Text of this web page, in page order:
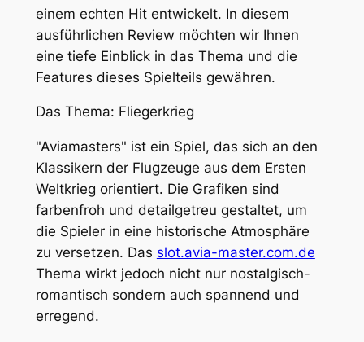
einem echten Hit entwickelt. In diesem
ausführlichen Review möchten wir Ihnen
eine tiefe Einblick in das Thema und die
Features dieses Spielteils gewähren.
Das Thema: Fliegerkrieg
"Aviamasters" ist ein Spiel, das sich an den
Klassikern der Flugzeuge aus dem Ersten
Weltkrieg orientiert. Die Grafiken sind
farbenfroh und detailgetreu gestaltet, um
die Spieler in eine historische Atmosphäre
zu versetzen. Das slot.avia-master.com.de
Thema wirkt jedoch nicht nur nostalgisch-
romantisch sondern auch spannend und
erregend.